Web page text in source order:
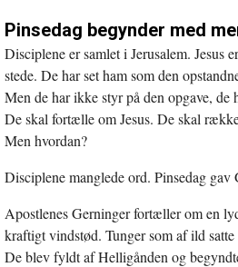
Pinsedag begynder med
Disciplene er samlet i Jerusalem. Jesus
stede. De har set ham som den
Men de har ikke styr på den opgave,
De skal fortælle om Jesus. De skal
Men hvordan?
Disciplene manglede ord. Pinsedag gav
Apostlenes Gerninger fortæller om en
kraftigt vindstød. Tunger som af ild
De blev fyldt af Helligånden og